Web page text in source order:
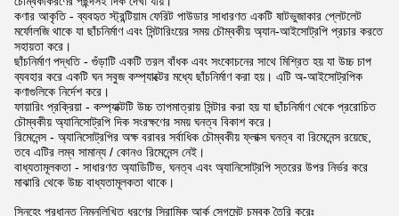
কণার আকৃতি - ব্যবহৃত স্ট্রন্টিয়াম ফেরিট পাউডার সাধারণত একটি ষাটভুজাকার প্লেটলেট
মর্ফোলজি থাকে যা ছাঁচনির্মাণ এবং সিন্টারিংয়ের সময় চৌম্বকীয় অ্যান-আইসোট্রপি প্রচার করতে
সহায়তা করে।
ছাঁচনির্মাণ পদ্ধতি - গুঁড়াটি একটি তরল বাঁধক এবং সংকোচনের সাথে মিশ্রিত হয় যা উচ্চ চাপ
ব্যবহার করে একটি ঘন সবুজ কম্প্যাক্টের মধ্যে ছাঁচনির্মাণ করা হয়। এটি অ-আইসোট্রপিক
কণাগুলিকে নির্দেশ করে।
ফায়ারিং প্রক্রিয়া - কম্প্যাক্টটি উচ্চ তাপমাত্রায় সিন্টার করা হয় যা ছাঁচনির্মাণ থেকে প্ররোচিত
চৌম্বকীয় অ্যানিসোট্রপি দিক সংরক্ষণের সময় ঘনত্ব বিকাশ করে।
রিমেনেন্স - অ্যানিসোট্রপির অক্ষ বরাবর সর্বাধিক চৌম্বকীয় ফ্লাক্স ঘনত্ব বা রিমেনেন্স রয়েছে,
তবে এটির লম্ব সামান্য / কোনও রিমেনেন্স নেই।
বাধ্যতামূলকতা - সাধারণত অ্যাডিটিভ, ঘনত্ব এবং অ্যানিসোট্রপি স্তরের উপর নির্ভর করে
মাঝারি থেকে উচ্চ বাধ্যতামূলকতা থাকে।
সিনহেং প্রধানত নিম্নলিখিত ধরণের সিরামিক আর্ক সেগমেন্ট চুম্বক তৈরি করেঃ